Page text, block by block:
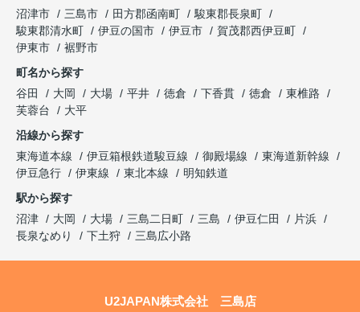
沼津市
三島市 田方郡函南町
駿東郡長泉町
駿東郡清水町
伊豆の国市 伊豆市
賀茂郡西伊豆町
伊東市
裾野市
町名から探す
谷田
大岡 大場 平井 徳倉 下香貫 徳倉
東椎路
芙蓉台
大平
沿線から探す
東海道本線
伊豆箱根鉄道駿豆線 御殿場線
東海道新幹線
伊豆急行
伊東線 東北本線
明知鉄道
駅から探す
沼津
大岡 大場 三島二日町 三島 伊豆仁田
片浜
長泉なめり
下土狩 三島広小路
U2JAPAN株式会社 三島店